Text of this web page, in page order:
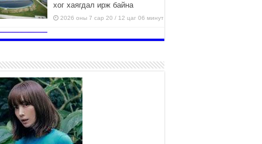
хог хаягдал ирж байна
2026 оны 7 сар 20 / 12 цаг 06 минут
“Жил бүрийн өвөл, жил бүрийн
ижил асуудал”
2026 оны 7 сар 20 / 11 цаг 16 минут
Б.Пүрэвдагва: Нийслэлд хийх
бүх замыг ус зайлуулах